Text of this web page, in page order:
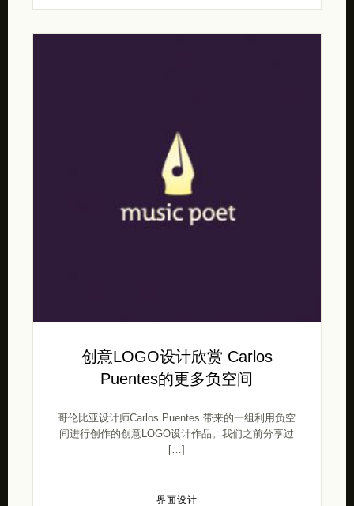
创意LOGO设计欣赏 Carlos
Puentes的更多负空间
哥伦比亚设计师Carlos Puentes 带来的一组利用负空
间进行创作的创意LOGO设计作品。我们之前分享过
[…]
界面设计